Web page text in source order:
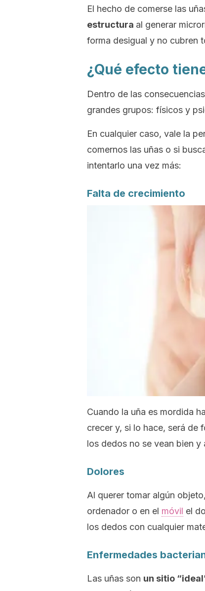
El hecho de comerse las
estructura al generar
forma desigual y no cubren
¿Qué efecto
Dentro de las
grandes grupos: físicos y
En cualquier caso, vale la
comernos las uñas o si
intentarlo una vez más:
Falta de crecimiento
Cuando la uña es mordida
crecer y, si lo hace, será de
los dedos no se vean bien y
Dolores
Al querer tomar algún
ordenador o en el móvil el
los dedos con cualquier
Enfermedades
Las uñas son un sitio